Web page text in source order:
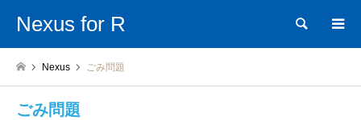
Nexus for R 検索
Nexus ごみ問題
ごみ問題